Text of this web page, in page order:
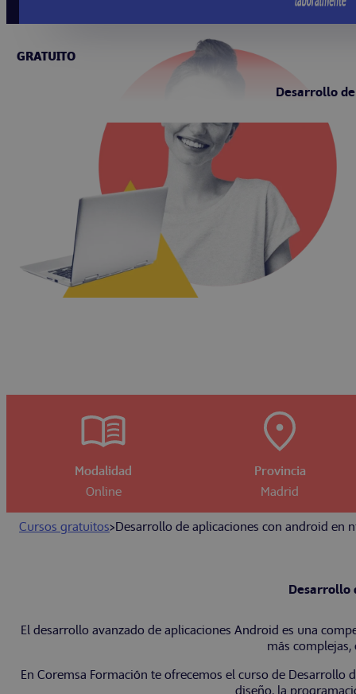
GRATUITO
Desarrollo
Modalidad
Online
Provincia
Madrid
Cursos gratuitos>Desarrollo de aplicaciones con android en
Desarrollo
El desarrollo avanzado de aplicaciones Android es una
más complejas,
En Coremsa Formación te ofrecemos el curso de